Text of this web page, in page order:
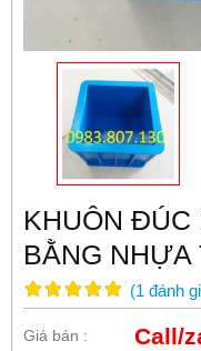
KHUÔN ĐÚC
BẰNG NHỰA
(1 đánh
Giá bán : Call/